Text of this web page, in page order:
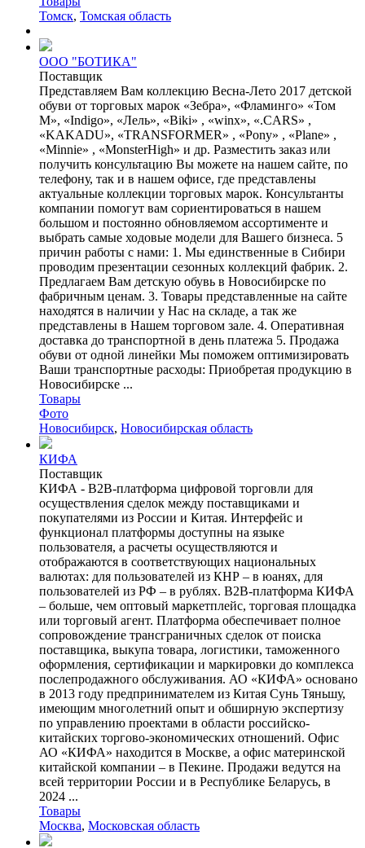
Томск, Томская область
ООО "БОТИКА"
Поставщик
Представляем Вам коллекцию Весна-Лето 2017 детской
обуви от торговых марок «Зебра», «Фламинго» «Том
М», «Indigo», «Лель», «Biki» , «winx», «.CARS» ,
«KAKADU», «TRANSFORMER» , «Pony» , «Plane» ,
«Minnie» , «MonsterHigh» и др. Разместить заказ или
получить консультацию Вы можете на нашем сайте, по
телефону, так и в нашем офисе, где представлены
актуальные коллекции торговых марок. Консультанты
компании помогут вам сориентироваться в нашем
большом и постоянно обновляемом ассортименте и
выбрать самые ходовые модели для Вашего бизнеса. 5
причин работы с нами: 1. Мы единственные в Сибири
проводим презентации сезонных коллекций фабрик. 2.
Предлагаем Вам детскую обувь в Новосибирске по
фабричным ценам. 3. Товары представленные на сайте
находятся в наличии у Нас на складе, а так же
представлены в Нашем торговом зале. 4. Оперативная
доставка до транспортной в день платежа 5. Продажа
обуви от одной линейки Мы поможем оптимизировать
Ваши транспортные расходы: Приобретая продукцию в
Новосибирске ...
Товары
Фото
Новосибирск, Новосибирская область
КИФА
Поставщик
КИФА - B2B-платформа цифровой торговли для
осуществления сделок между поставщиками и
покупателями из России и Китая. Интерфейс и
функционал платформы доступны на языке
пользователя, а расчеты осуществляются и
отображаются в соответствующих национальных
валютах: для пользователей из КНР – в юанях, для
пользователей из РФ – в рублях. B2B-платформа КИФА
– больше, чем оптовый маркетплейс, торговая площадка
или торговый агент. Платформа обеспечивает полное
сопровождение трансграничных сделок от поиска
поставщика, выкупа товара, логистики, таможенного
оформления, сертификации и маркировки до комплекса
послепродажного обслуживания. АО «КИФА» основано
в 2013 году предпринимателем из Китая Сунь Тяньшу,
имеющим многолетний опыт и обширную экспертизу
по управлению проектами в области российско-
китайских торгово-экономических отношений. Офис
АО «КИФА» находится в Москве, а офис материнской
китайской компании – в Пекине. Продажи ведутся на
всей территории России и в Республике Беларусь, в
2024 ...
Товары
Москва, Московская область